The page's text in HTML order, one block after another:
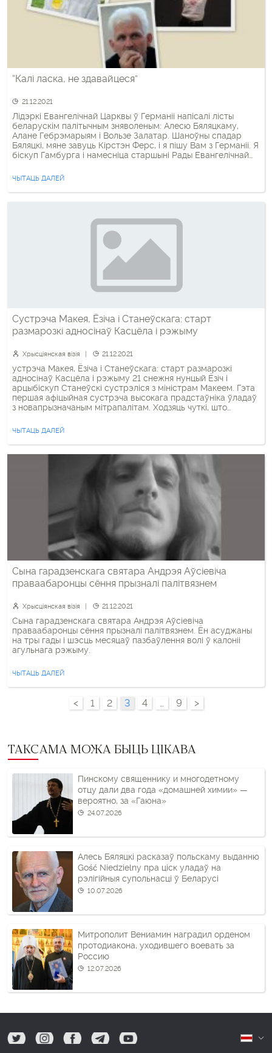
“Калі ласка, не здавайцеся”
21.12.2021
Лідэркі Евангелічнай Царквы ў Германіі напісалі лісты
беларускім палітычным зняволеным: Алесю Бяляцкаму,
Алане Гебрэмарыям і Вользе Залатар. Шаноўны спадар
Бяляцкі, мяне завуць Кірстэн Ферс, і я пішу Вам з Германіі. Я
біскуп Гамбурга і намесніца старшыні Рады Евангелічнай
разам з Вамі і Вашай арганізацыяй «Вясна», Беларускім […]
ЧЫТАЦЬ ДАЛЕЙ
Сустрэча Макея, Ёзіча і Станеўскага: старт
размарозкі адносінаў Касцёла і рэжыму
Хрысціянская візія 21.12.2021
устрэча Макея, Ёзіча і Станеўскага: старт размарозкі
адносінаў Касцёла і рэжыму 21 снежня нунцый Ёзіч і
арцыбіскуп Станеўскі сустрэліся з міністрам Макеем. Гэта
першая афіцыйная сустрэча высокага прадстаўніка ўладаў
з новапрызначаным мітрапалітам. Ходзяць чуткі, што
але публічна пра такія сустрэчы не было звестак. Апошнім
афіцыйным кантактам мітрапаліта Мінска-Магілёўскага […]
ЧЫТАЦЬ ДАЛЕЙ
Сына гарадзенскага святара Андрэя Аўсіевіча
праваабаронцы сёння прызналі палітвязнем
Хрысціянская візія 21.12.2021
Сына гарадзенскага святара Андрэя Аўсіевіча
праваабаронцы сёння прызналі палітвязнем. Ён асуджаны
на тры гады і шэсць месяцаў пазбаўлення волі ў калоніі
агульнага рэжыму.
ЧЫТАЦЬ ДАЛЕЙ
< 1 2 3 4 … 9 >
ТАКСАМА МОЖА БЫЦЬ ЦІКАВА
Пинскому священнику и многодетному
отцу дали два года «домашней химии» —
вероятно, за «Гаюна»
24.07.2026
Алесь Бяляцкі расказаў польскаму выданню
Gość Niedzielny пра ціск уладаў на
рэлігійныя супольнасці ў Беларусі
10.07.2026
Митрополит Вениамин наградил орденом
протодиакона, уходившего воевать за
Россию
12.07.2026
tw ig fb tg yt